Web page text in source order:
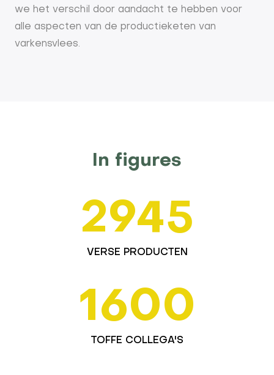
we het verschil door aandacht te hebben voor
alle aspecten van de productieketen van
varkensvlees.
In figures
2945
VERSE PRODUCTEN
1600
TOFFE COLLEGA'S